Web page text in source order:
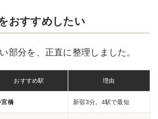
おすすめしたい
部分を、正直に整理しました。
おすすめ駅 理由
宮橋 新宿3分。4駅で最短